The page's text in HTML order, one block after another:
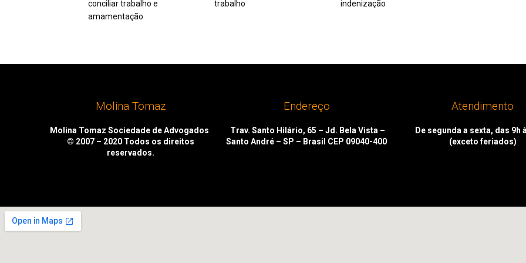
conciliar trabalho e
amamentação
trabalho
indenização
Molina Tomaz
Molina Tomaz Sociedade de Advogados
© 2007 – 2020 Todos os direitos
reservados.
Endereço
Trav. Santo Hilário, 65 – Jd. Bela Vista –
Santo André – SP – Brasil CEP 09040-400
Atendimento
De segunda a sexta, das 9h
(exceto feriados)